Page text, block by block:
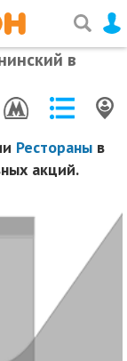
в
Рестораныв
акций.